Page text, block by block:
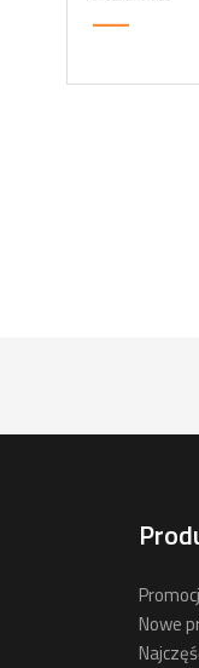
Nowe